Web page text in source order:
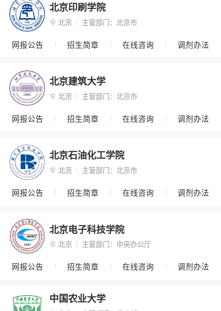
北京印刷学院
 北京 主管部门： 北京市
网报公告 招生简章 在线咨询 调剂办法
北京建筑大学
 北京 主管部门： 北京市
网报公告 招生简章 在线咨询 调剂办法
北京石油化工学院
 北京 主管部门： 北京市
网报公告 招生简章 在线咨询 调剂办法
北京电子科技学院
 北京 主管部门： 中央办公厅
网报公告 招生简章 在线咨询 调剂办法
中国农业大学